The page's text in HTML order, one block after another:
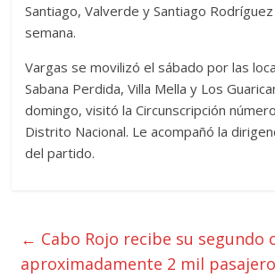
Santiago, Valverde y Santiago
semana.
Vargas se movilizó el sábado por las
Sabana Perdida, Villa Mella y Los
domingo, visitó la Circunscripción
Distrito Nacional. Le acompañó la
del partido.
← Cabo Rojo recibe su segundo
aproximadamente 2 mil